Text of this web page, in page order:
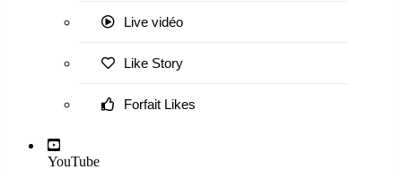
Live vidéo
Like Story
Forfait Likes
YouTube